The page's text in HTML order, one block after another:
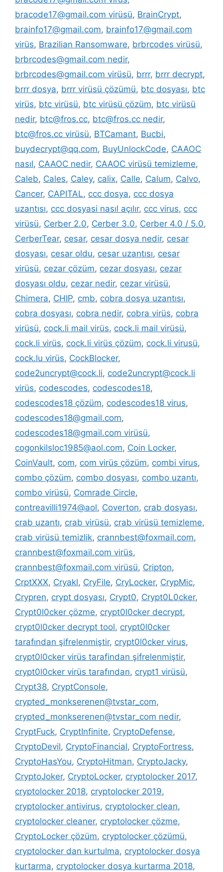
bracode17@gmail.com virüsü, BrainCrypt,
brainfo17@gmail.com, brainfo17@gmail.com
virüs, Brazilian Ransomware, brbrcodes virüsü,
brbrcodes@gmail.com nedir,
brbrcodes@gmail.com virüsü, brrr, brrr decrypt,
brrr dosya, brrr virüsü çözümü, btc dosyası, btc
virüs, btc virüsü, btc virüsü çözüm, btc virüsü
nedir, btc@fros.cc, btc@fros.cc nedir,
btc@fros.cc virüsü, BTCamant, Bucbi,
buydecrypt@qq.com, BuyUnlockCode, CAAOC
nasıl, CAAOC nedir, CAAOC virüsü temizleme,
Caleb, Cales, Caley, calix, Calle, Calum, Calvo,
Cancer, CAPITAL, ccc dosya, ccc dosya
uzantısı, ccc dosyasi nasıl açılır, ccc virus, ccc
virüsü, Cerber 2.0, Cerber 3.0, Cerber 4.0 / 5.0,
CerberTear, cesar, cesar dosya nedir, cesar
dosyası, cesar oldu, cesar uzantısı, cesar
virüsü, cezar çözüm, cezar dosyası, cezar
dosyası oldu, cezar nedir, cezar virüsü,
Chimera, CHIP, cmb, cobra dosya uzantısı,
cobra dosyası, cobra nedir, cobra virüs, cobra
virüsü, cock.li mail virüs, cock.li mail virüsü,
cock.li virüs, cock.li virüs çözüm, cock.li virusü,
cock.lu virüs, CockBlocker,
code2uncrypt@cock.li, code2uncrypt@cock.li
virüs, codescodes, codescodes18,
codescodes18 çözüm, codescodes18 virus,
codescodes18@gmail.com,
codescodes18@gmail.com virüsü,
cogonkilsloc1985@aol.com, Coin Locker,
CoinVault, com, com virüs çözüm, combi virus,
combo çözüm, combo dosyası, combo uzantı,
combo virüsü, Comrade Circle,
contreavilli1974@aol, Coverton, crab dosyası,
crab uzantı, crab virüsü, crab virüsü temizleme,
crab virüsü temizlik, crannbest@foxmail.com,
crannbest@foxmail.com virüs,
crannbest@foxmail.com virüsü, Cripton,
CrptXXX, Cryakl, CryFile, CryLocker, CrypMic,
Crypren, crypt dosyası, Crypt0, Crypt0L0cker,
Crypt0l0cker çözme, crypt0l0cker decrypt,
crypt0l0cker decrypt tool, crypt0l0cker
tarafından şifrelenmiştir, crypt0l0cker virus,
crypt0l0cker virüs tarafindan şifrelenmiştir,
crypt0l0cker virüs tarafından, crypt1 virüsü,
Crypt38, CryptConsole,
crypted_monkserenen@tvstar_com,
crypted_monkserenen@tvstar_com nedir,
CryptFuck, CryptInfinite, CryptoDefense,
CryptoDevil, CryptoFinancial, CryptoFortress,
CryptoHasYou, CryptoHitman, CryptoJacky,
CryptoJoker, CryptoLocker, cryptolocker 2017,
cryptolocker 2018, cryptolocker 2019,
cryptolocker antivirus, cryptolocker clean,
cryptolocker cleaner, cryptolocker çözme,
CryptoLocker çözüm, cryptolocker çözümü,
cryptolocker dan kurtulma, cryptolocker dosya
kurtarma, cryptolocker dosya kurtarma 2018,